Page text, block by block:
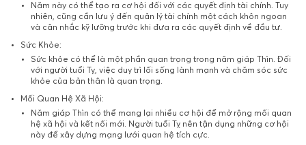
Năm này có thể tạo ra cơ hội đối với các quyết định tài chính. Tuy
nhiên, cũng cần lưu ý đến quản lý tài chính một cách khôn ngoan
và cân nhắc kỹ lưỡng trước khi đưa ra các quyết định về đầu tư.
Sức Khỏe:
Sức khỏe có thể là một phần quan trọng trong năm giáp Thìn. Đối
với người tuổi Tỵ, việc duy trì lối sống lành mạnh và chăm sóc sức
khỏe của bản thân là quan trọng.
Mối Quan Hệ Xã Hội:
Năm giáp Thìn có thể mang lại nhiều cơ hội để mở rộng mối quan
hệ xã hội và kết nối mới. Người tuổi Tỵ nên tận dụng những cơ hội
này để xây dựng mạng lưới quan hệ tích cực.